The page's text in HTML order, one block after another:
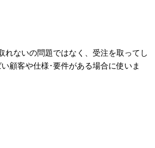
れないの問題ではなく、受注を取ってし
顧客や仕様･要件がある場合に使いま